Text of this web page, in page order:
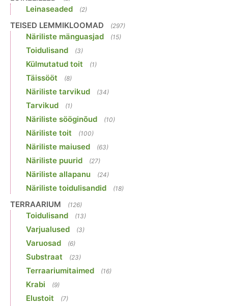
Leinaseaded (2)
TEISED LEMMIKLOOMAD (297)
Näriliste mänguasjad (15)
Toidulisand (3)
Külmutatud toit (1)
Täissööt (8)
Näriliste tarvikud (34)
Tarvikud (1)
Näriliste sööginõud (10)
Näriliste toit (100)
Näriliste maiused (63)
Näriliste puurid (27)
Näriliste allapanu (24)
Näriliste toidulisandid (18)
TERRAARIUM (126)
Toidulisand (13)
Varjualused (3)
Varuosad (6)
Substraat (23)
Terraariumitaimed (16)
Krabi (9)
Elustoit (7)